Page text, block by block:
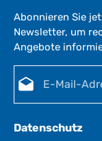
z
e
i
t
:
1
-
W
Abonnieren Sie
Newsletter, um
Angebote
Datenschutz